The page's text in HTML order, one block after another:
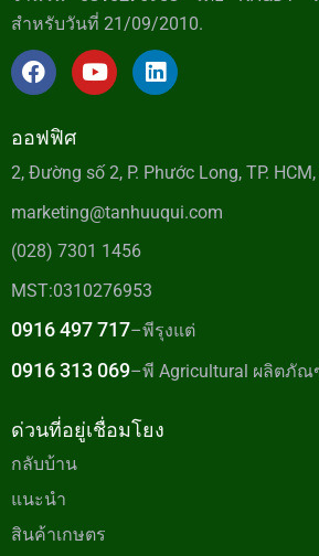
สำหรับวันที่ 21/09/2010.
ออฟฟิศ
2, Đường số 2, P. Phước Long, TP.
marketing@tanhuuqui.com
(028) 7301 1456
MST:0310276953
0916 497 717–พีรุงแต่
0916 313 069–พี Agricultural ผลิตภั
ด่วนที่อยู่เชื่อมโยง
กลับบ้าน
แนะนำ
สินค้าเกษตร